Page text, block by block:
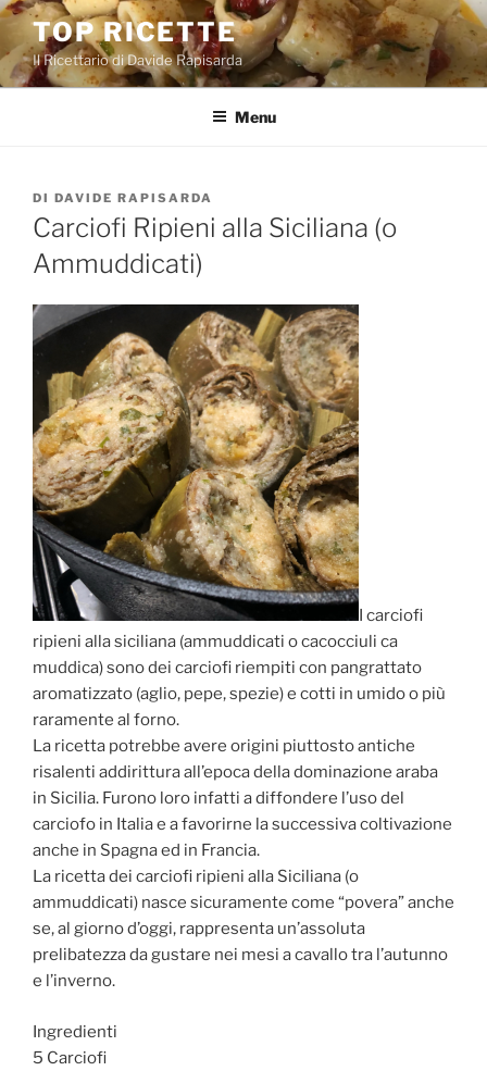
Salta
contenuto
TOP RICETTE
Il Ricettario di Davide Rapisarda
Menu
PUBBLICATO
IL
DI DAVIDE RAPISARDA
Carciofi Ripieni alla Siciliana (o
Ammuddicati)
I carciofi
ripieni alla siciliana (ammuddicati o cacocciuli ca
muddica) sono dei carciofi riempiti con pangrattato
aromatizzato (aglio, pepe, spezie) e cotti in umido o più
raramente al forno.
La ricetta potrebbe avere origini piuttosto antiche
risalenti addirittura all’epoca della dominazione araba
in Sicilia. Furono loro infatti a diffondere l’uso del
carciofo in Italia e a favorirne la successiva coltivazione
anche in Spagna ed in Francia.
La ricetta dei carciofi ripieni alla Siciliana (o
ammuddicati) nasce sicuramente come “povera” anche
se, al giorno d’oggi, rappresenta un’assoluta
prelibatezza da gustare nei mesi a cavallo tra l’autunno
e l’inverno.
Ingredienti
5 Carciofi